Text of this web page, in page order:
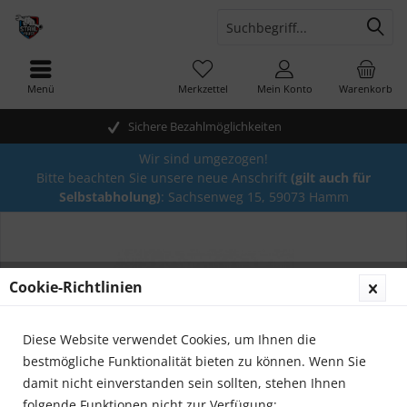
Sichere Bezahlmöglichkeiten
Warenkorb
Merkzettel Mein Konto
Menü
Wir sind umgezogen!
Bitte beachten Sie unsere neue Anschrift (gilt auch für
Selbstabholung): Sachsenweg 15, 59073 Hamm
Cookie-Richtlinien
Diese Website verwendet Cookies, um Ihnen die
bestmögliche Funktionalität bieten zu können. Wenn Sie
damit nicht einverstanden sein sollten, stehen Ihnen